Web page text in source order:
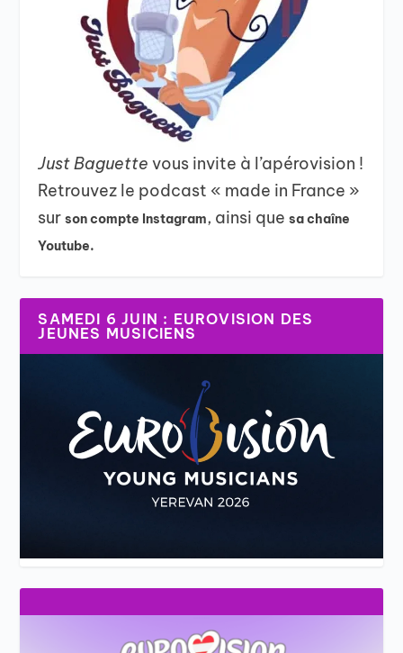
Just Baguettevous invite à l’apérovision !
Retrouvez le podcast « made in France »
surson compte Instagram, ainsi quesa chaîne
Youtube.
SAMEDI 6 JUIN : EUROVISION DES
JEUNES MUSICIENS